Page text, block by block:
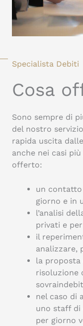
Specialista Debiti
Cosa
Sono sempre di
del nostro
rapida uscita
anche nei casi
offerto:
un
giorno e in
l’analisi
privati e
il
analizzare,
la
risoluzione
nel caso di
uno staff di
per giorno